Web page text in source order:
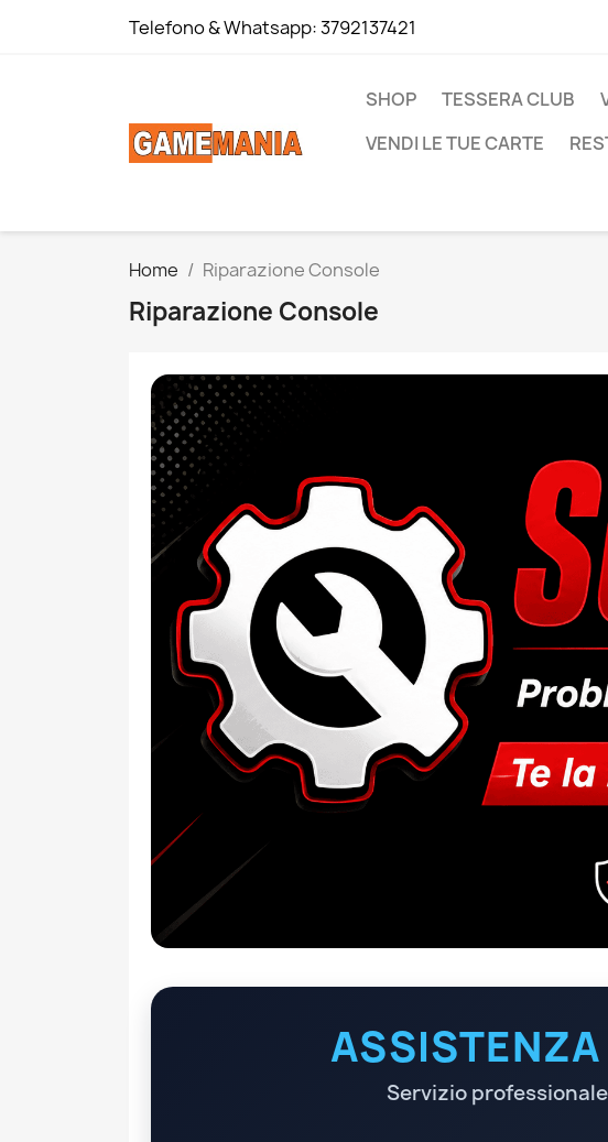
Telefono & Whatsapp:3792137421
SHOP TESSERA CLUB
VENDI LE TUE CARTE
Home Riparazione Console
Riparazione Console
Servizio